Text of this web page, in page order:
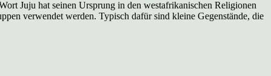
Juju hat seinen Ursprung in den westafrikanischen Religionen
verwendet werden. Typisch dafür sind kleine Gegenstände, die